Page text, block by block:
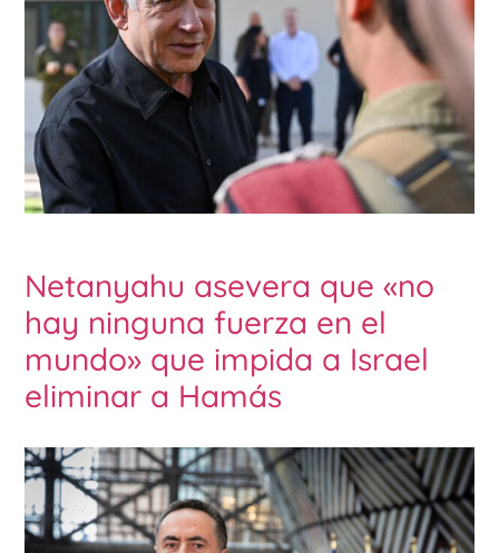
Netanyahu asevera que «no
hay ninguna fuerza en el
mundo» que impida a Israel
eliminar a Hamás